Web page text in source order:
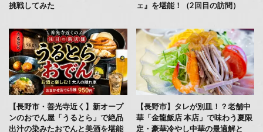
挑戦してみた
ェ』を堪能！（2回目の訪問）
【長野市・善光寺近く】新オープ
ンのおでん屋「うるとら」で絶品
出汁の染みたおでんと美酒を堪能
【長野市】タレが別皿！？老舗中
華「金龍飯店 本店」で味わう夏限
定・豪華冷やし中華の最適解と